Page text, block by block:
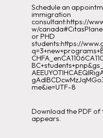
Schedule an
immigration
consultant:https://
w/
or PHD
students:https://
me&ie=UTF-8
Download the PDF
appears.